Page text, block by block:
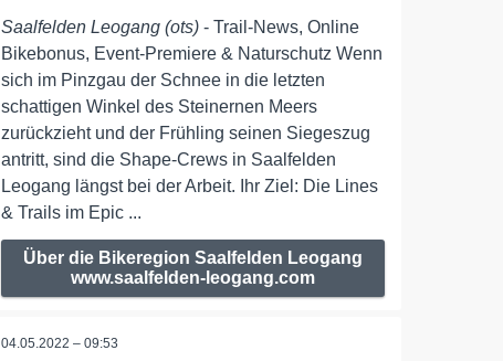
Saalfelden Leogang (ots) - Trail-News, Online
Bikebonus, Event-Premiere & Naturschutz Wenn
sich im Pinzgau der Schnee in die letzten
schattigen Winkel des Steinernen Meers
zurückzieht und der Frühling seinen Siegeszug
antritt, sind die Shape-Crews in Saalfelden
Leogang längst bei der Arbeit. Ihr Ziel: Die Lines
& Trails im Epic ...
Über die Bikeregion Saalfelden Leogang
www.saalfelden-leogang.com
04.05.2022 – 09:53